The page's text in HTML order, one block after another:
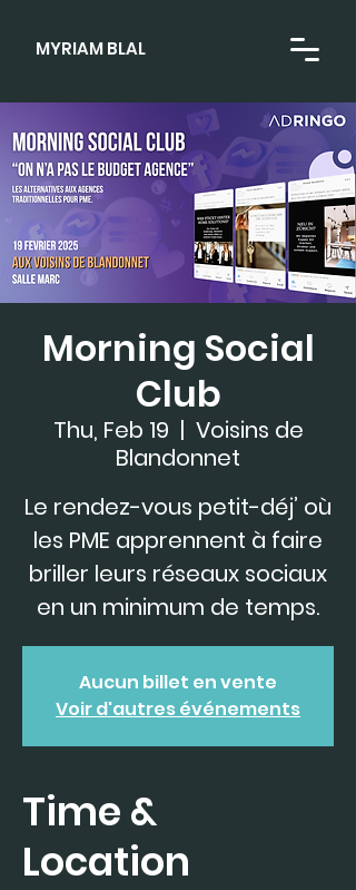
MYRIAM BLAL
Morning Social
Club
Thu, Feb 19
  |
Voisins de
Blandonnet
Le rendez-vous petit-déj’ où
les PME apprennent à faire
briller leurs réseaux sociaux
en un minimum de temps.
Aucun billet en vente
Voir d'autres événements
Time &
Location